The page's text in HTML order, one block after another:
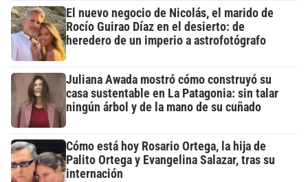
El nuevo negocio de Nicolás, el marido de
Rocío Guirao Díaz en el desierto: de
heredero de un imperio a astrofotógrafo
Juliana Awada mostró cómo construyó su
casa sustentable en La Patagonia: sin talar
ningún árbol y de la mano de su cuñado
Cómo está hoy Rosario Ortega, la hija de
Palito Ortega y Evangelina Salazar, tras su
internación